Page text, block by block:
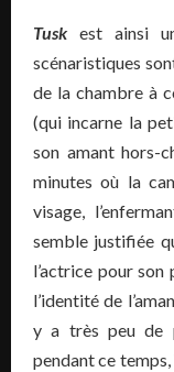
Tusk est ainsi
scénaristiques
de la chambre à
(qui incarne la
son amant hors-
minutes où la
visage,
semble justifiée
l’actrice pour son
l’identité de
y a très peu de
pendant ce